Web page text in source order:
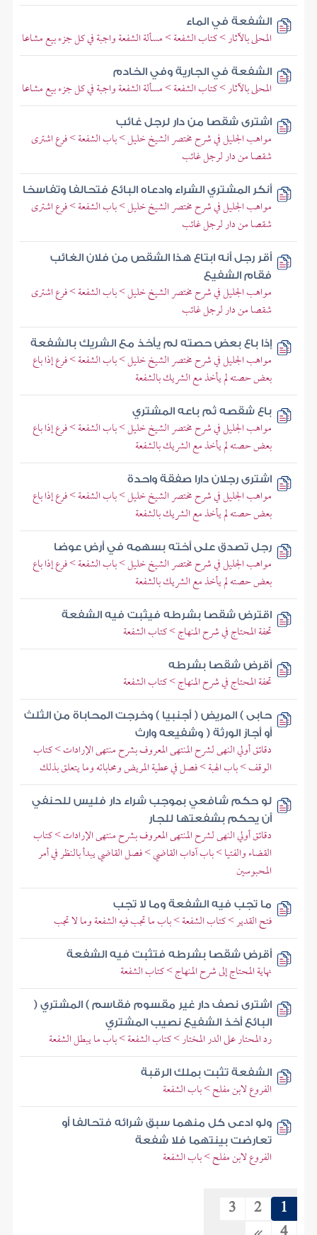
الشفعة في الماء
المحلى بالآثار > كتاب الشفعة > مسألة الشفعة واجبة في كل جزء بيع مشاعا
الشفعة في الجارية وفي الخادم
المحلى بالآثار > كتاب الشفعة > مسألة الشفعة واجبة في كل جزء بيع مشاعا
اشترى شقصا من دار لرجل غائب
مواهب الجليل في شرح مختصر الشيخ خليل > باب الشفعة > فرع اشترى
شقصا من دار لرجل غائب
أنكر المشتري الشراء وادعاه البائع فتحالفا وتفاسخا
مواهب الجليل في شرح مختصر الشيخ خليل > باب الشفعة > فرع اشترى
شقصا من دار لرجل غائب
أقر رجل أنه ابتاع هذا الشقص من فلان الغائب
فقام الشفيع
مواهب الجليل في شرح مختصر الشيخ خليل > باب الشفعة > فرع اشترى
شقصا من دار لرجل غائب
إذا باع بعض حصته لم يأخذ مع الشريك بالشفعة
مواهب الجليل في شرح مختصر الشيخ خليل > باب الشفعة > فرع إذا باع
بعض حصته لم يأخذ مع الشريك بالشفعة
باع شقصه ثم باعه المشتري
مواهب الجليل في شرح مختصر الشيخ خليل > باب الشفعة > فرع إذا باع
بعض حصته لم يأخذ مع الشريك بالشفعة
اشترى رجلان دارا صفقة واحدة
مواهب الجليل في شرح مختصر الشيخ خليل > باب الشفعة > فرع إذا باع
بعض حصته لم يأخذ مع الشريك بالشفعة
رجل تصدق على أخته بسهمه في أرض عوضا
مواهب الجليل في شرح مختصر الشيخ خليل > باب الشفعة > فرع إذا باع
بعض حصته لم يأخذ مع الشريك بالشفعة
اقترض شقصا بشرطه فيثبت فيه الشفعة
تحفة المحتاج في شرح المنهاج > كتاب الشفعة
أقرض شقصا بشرطه
تحفة المحتاج في شرح المنهاج > كتاب الشفعة
حابى ) المريض ( أجنبيا ) وخرجت المحاباة من الثلث
أو أجاز الورثة ( وشفيعه وارث
دقائق أولي النهى لشرح المنتهى المعروف بشرح منتهى الإرادات > كتاب
الوقف > باب الهبة > فصل في عطية المريض ومحاباته وما يتعلق بذلك
لو حكم شافعي بموجب شراء دار فليس للحنفي
أن يحكم بشفعتها للجار
دقائق أولي النهى لشرح المنتهى المعروف بشرح منتهى الإرادات > كتاب
القضاء والفتيا > باب آداب القاضي > فصل القاضي يبدأ بالنظر في أمر
المحبوسين
ما تجب فيه الشفعة وما لا تجب
فتح القدير > كتاب الشفعة > باب ما تجب فيه الشفعة وما لا تجب
أقرض شقصا بشرطه فتثبت فيه الشفعة
نهاية المحتاج إلى شرح المنهاج > كتاب الشفعة
اشترى نصف دار غير مقسوم فقاسم ) المشتري (
البائع أخذ الشفيع نصيب المشتري
رد المحتار على الدر المختار > كتاب الشفعة > باب ما يبطل الشفعة
الشفعة تثبت بملك الرقبة
الفروع لابن مفلح > باب الشفعة
ولو ادعى كل منهما سبق شرائه فتحالفا أو
تعارضت بينتهما فلا شفعة
الفروع لابن مفلح > باب الشفعة
1
2
3